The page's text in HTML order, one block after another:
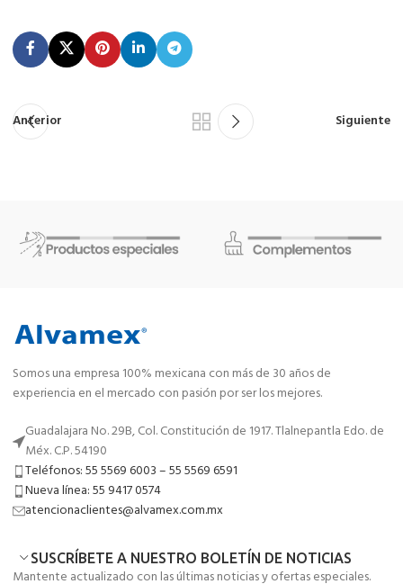
Anterior Siguiente
Somos una empresa 100% mexicana con más de 30 años de
experiencia en el mercado con pasión por ser los mejores.
Guadalajara No. 29B, Col. Constitución de 1917. Tlalnepantla Edo. de
Méx. C.P. 54190
Teléfonos: 55 5569 6003 – 55 5569 6591
Nueva línea: 55 9417 0574
atencionaclientes@alvamex.com.mx
SUSCRÍBETE A NUESTRO BOLETÍN DE NOTICIAS
Mantente actualizado con las últimas noticias y ofertas especiales.